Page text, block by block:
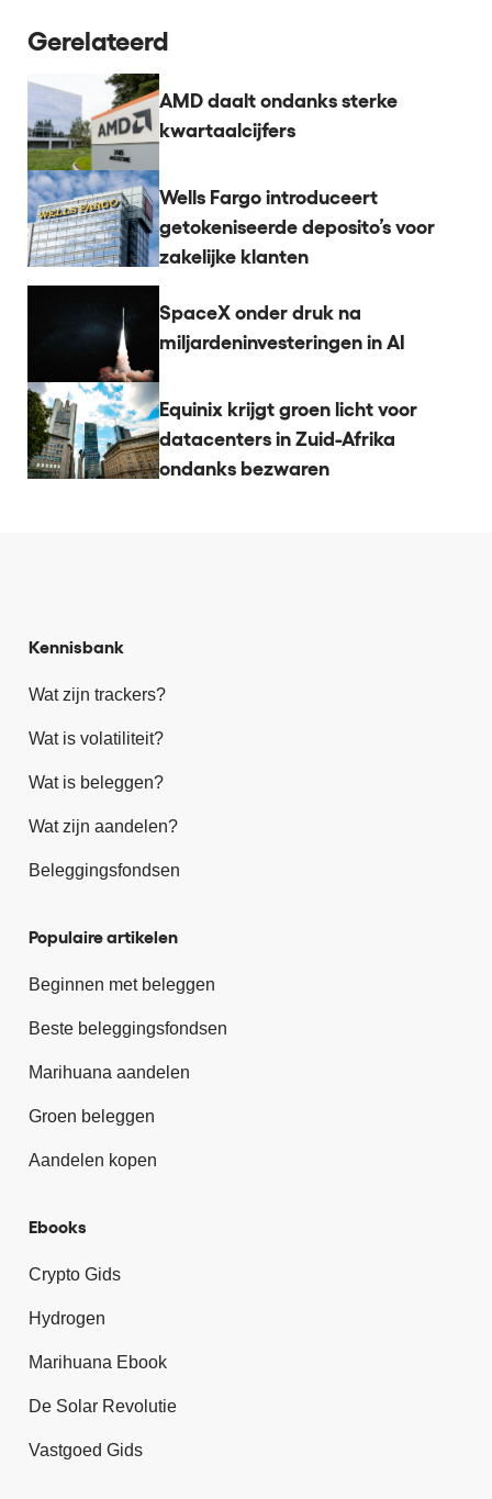
Gerelateerd
AMD daalt ondanks sterke
kwartaalcijfers
Wells Fargo introduceert
getokeniseerde deposito’s voor
zakelijke klanten
SpaceX onder druk na
miljardeninvesteringen in AI
Equinix krijgt groen licht voor
datacenters in Zuid-Afrika
ondanks bezwaren
Kennisbank
Wat zijn trackers?
Wat is volatiliteit?
Wat is beleggen?
Wat zijn aandelen?
Beleggingsfondsen
Populaire artikelen
Beginnen met beleggen
Beste beleggingsfondsen
Marihuana aandelen
Groen beleggen
Aandelen kopen
Ebooks
Crypto Gids
Hydrogen
Marihuana Ebook
De Solar Revolutie
Vastgoed Gids